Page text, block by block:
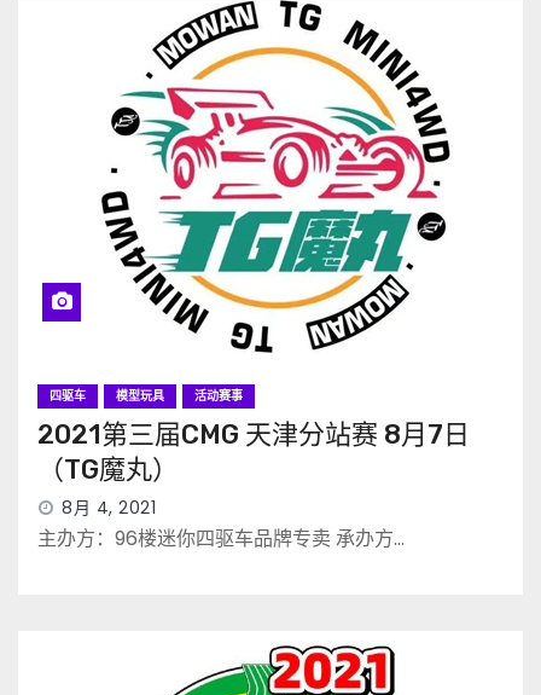
四驱车 模型玩具 活动赛事
2021第三届CMG 天津分站赛 8月7日
（TG魔丸）
8月 4, 2021
主办方：96楼迷你四驱车品牌专卖 承办方…